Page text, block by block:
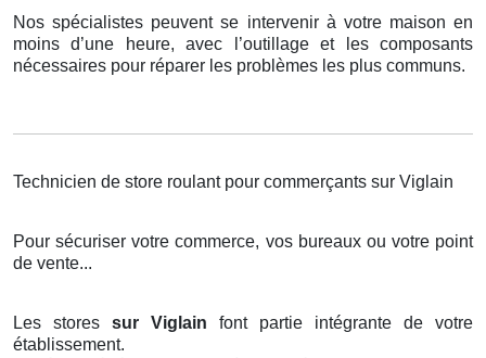
Nos spécialistes peuvent se intervenir à votre maison en
moins d’une heure, avec l’outillage et les composants
nécessaires pour réparer les problèmes les plus communs.
Technicien de store roulant pour commerçants sur Viglain
Pour sécuriser votre commerce, vos bureaux ou votre point
de vente...
Les stores sur Viglain font partie intégrante de votre
établissement.